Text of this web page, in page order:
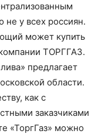
не у всех россиян.
может купить
ТОРГГАЗ.
предлагает
области.
как с
заказчиками
«ТоргГаз» можно